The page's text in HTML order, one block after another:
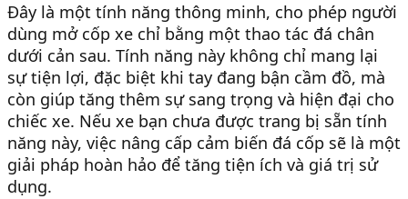
Đây là một tính năng thông minh, cho phép người
dùng mở cốp xe chỉ bằng một thao tác đá chân
dưới cản sau. Tính năng này không chỉ mang lại
sự tiện lợi, đặc biệt khi tay đang bận cầm đồ, mà
còn giúp tăng thêm sự sang trọng và hiện đại cho
chiếc xe. Nếu xe bạn chưa được trang bị sẵn tính
năng này, việc nâng cấp cảm biến đá cốp sẽ là một
giải pháp hoàn hảo để tăng tiện ích và giá trị sử
dụng.